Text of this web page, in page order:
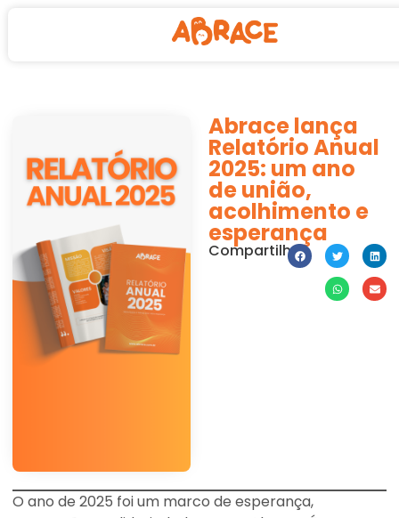
Abrace lança
Relatório Anual
2025: um ano
de união,
acolhimento e
esperança
Compartilhe:
O ano de 2025 foi um marco de esperança,